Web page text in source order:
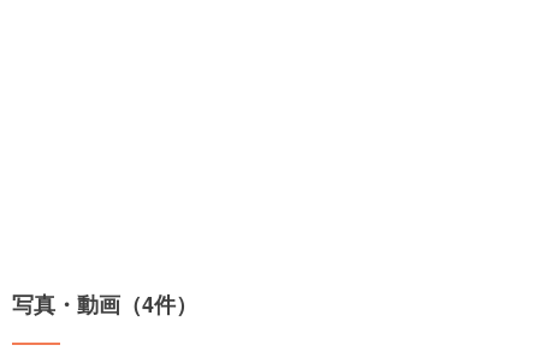
写真・動画（4件）